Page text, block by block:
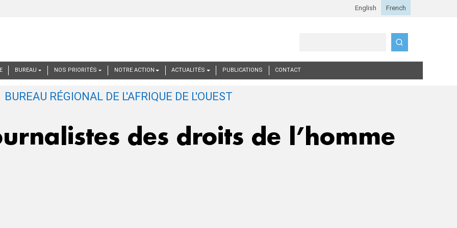
BUREAU NOS PRIORITÉS NOTRE ACTION ACTUALITÉS PUBLICATIONS CONTACT
des droits de l’homme